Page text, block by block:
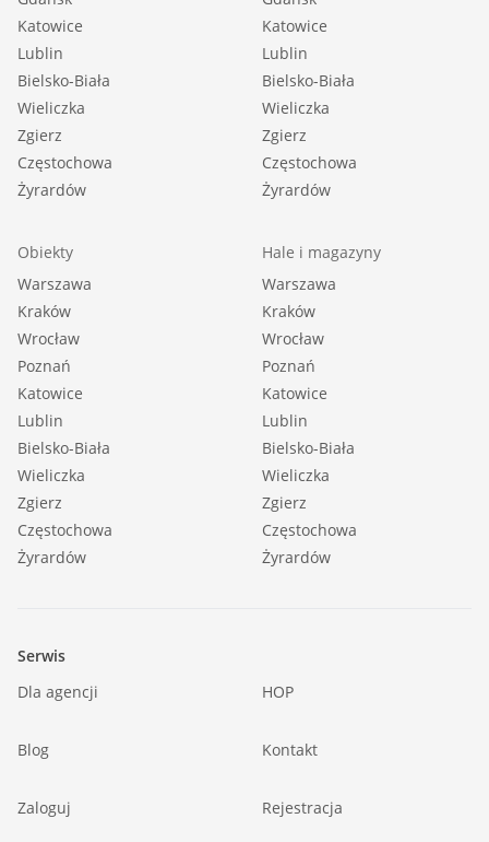
Katowice
Lublin
Bielsko-Biała
Wieliczka
Zgierz
Częstochowa
Żyrardów
Katowice
Lublin
Bielsko-Biała
Wieliczka
Zgierz
Częstochowa
Żyrardów
Obiekty
Warszawa
Kraków
Wrocław
Poznań
Katowice
Lublin
Bielsko-Biała
Wieliczka
Zgierz
Częstochowa
Żyrardów
Hale i magazyny
Warszawa
Kraków
Wrocław
Poznań
Katowice
Lublin
Bielsko-Biała
Wieliczka
Zgierz
Częstochowa
Żyrardów
Serwis
Dla agencji
HOP
Blog Kontakt
Zaloguj Rejestracja